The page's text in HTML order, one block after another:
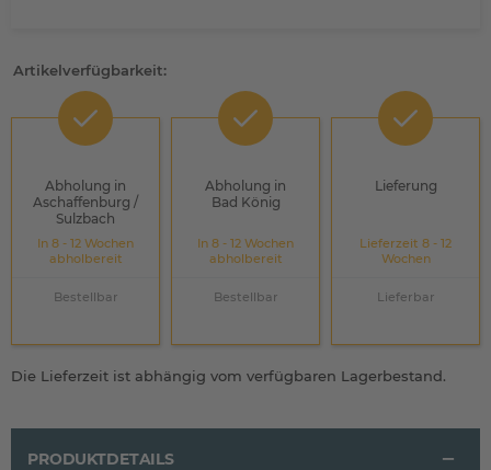
Artikelverfügbarkeit:
Abholung in
Aschaffenburg /
Sulzbach
In 8 - 12 Wochen
abholbereit
Bestellbar
Abholung in
Bad König
In 8 - 12 Wochen
abholbereit
Bestellbar
Lieferung
Lieferzeit 8 - 12
Wochen
Lieferbar
Die Lieferzeit ist abhängig vom verfügbaren Lagerbestand.
PRODUKTDETAILS